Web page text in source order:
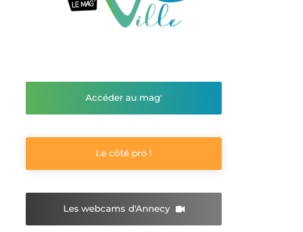
Accéder au mag'
Le côté pro !
Les webcams d'Annecy